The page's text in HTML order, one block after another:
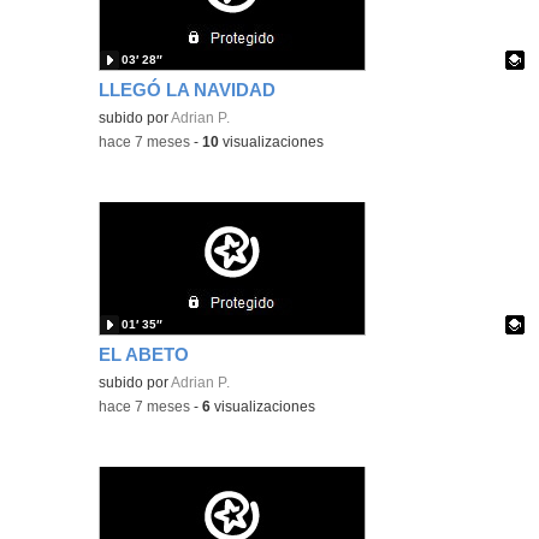
LLEGÓ LA NAVIDAD
Contenido educativo.
subido porAdrian P.
03′ 28″
-hace 7 meses -10 visualizaciones
EL ABETO
Contenido educativo.
subido porAdrian P.
01′ 35″
-hace 7 meses -6 visualizaciones